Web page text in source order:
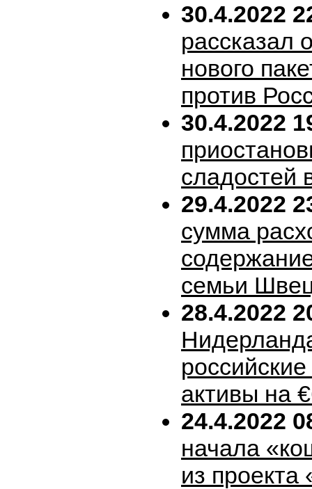
30.4.2022
рассказал
нового
против
30.4.2022
сладостей
29.4.2022
сумма
семьи
28.4.2022
активы на
24.4.2022
начала
из